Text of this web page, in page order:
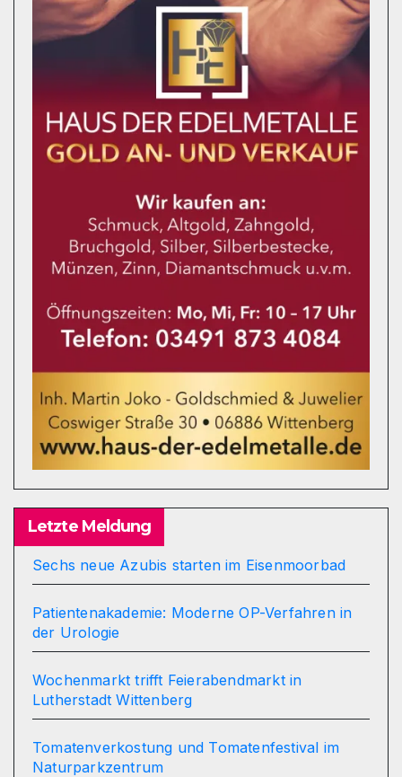
Letzte Meldung
Sechs neue Azubis starten im Eisenmoorbad
Patientenakademie: Moderne OP-Verfahren in
der Urologie
Wochenmarkt trifft Feierabendmarkt in
Lutherstadt Wittenberg
Tomatenverkostung und Tomatenfestival im
Naturparkzentrum